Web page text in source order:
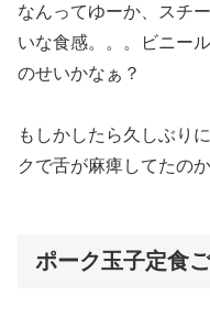
なんってゆーか、スチ
いな食感。。。ビニー
のせいかなぁ？
もしかしたら久しぶり
クで舌が麻痺してたの
ポーク玉子定食